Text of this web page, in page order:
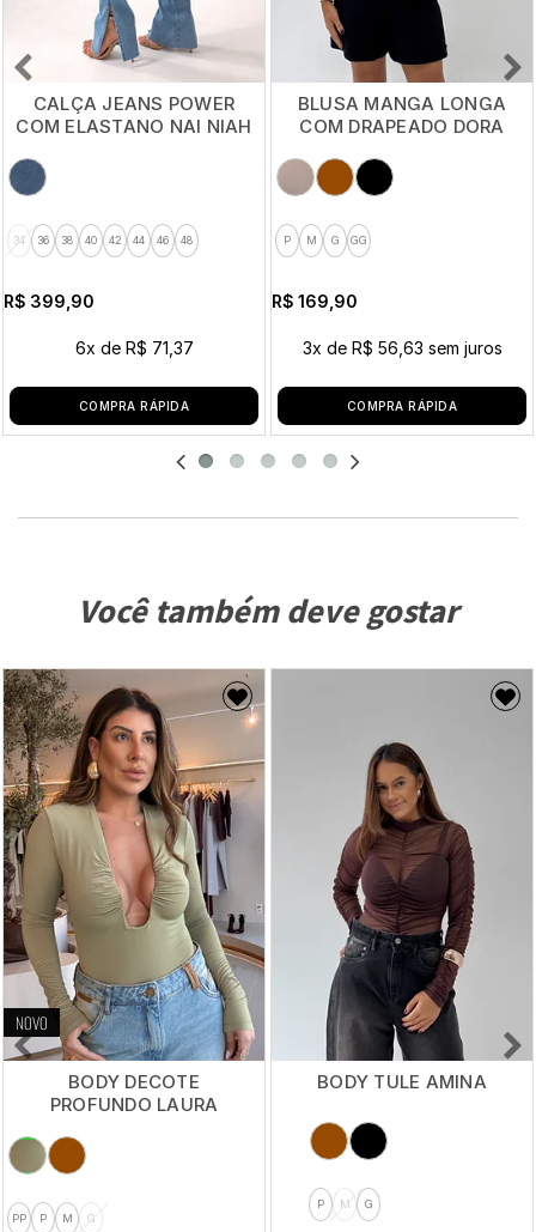
CALÇA JEANS POWER
COM ELASTANO NAI NIAH
34 36 38 40 42 44 46 48
R$ 399,90
6x de R$ 71,37
COMPRA RÁPIDA
BLUSA MANGA LONGA
COM DRAPEADO DORA
P M G GG
R$ 169,90
3x de R$ 56,63 sem juros
COMPRA RÁPIDA
Você também deve gostar
NOVO
BODY DECOTE
PROFUNDO LAURA
PP P M G
BODY TULE AMINA
P M G